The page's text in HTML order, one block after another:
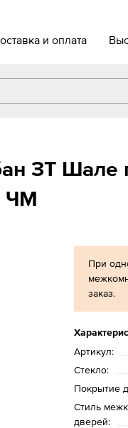
и оплата
ЗТ
ЧМ
При
заказ.
Артикул:
Стекло:
Покрытие
Стиль
дверей: